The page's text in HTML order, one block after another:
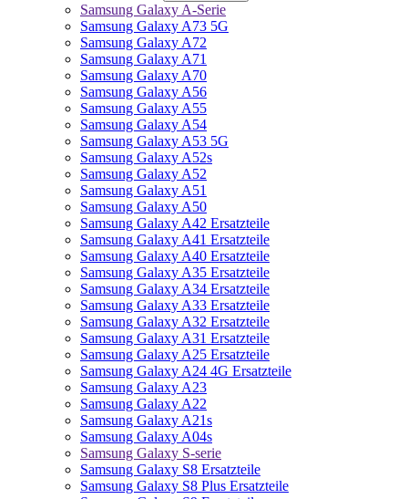
Samsung Galaxy A-Serie
Samsung Galaxy A73 5G
Samsung Galaxy A72
Samsung Galaxy A71
Samsung Galaxy A70
Samsung Galaxy A56
Samsung Galaxy A55
Samsung Galaxy A54
Samsung Galaxy A53 5G
Samsung Galaxy A52s
Samsung Galaxy A52
Samsung Galaxy A51
Samsung Galaxy A50
Samsung Galaxy A42 Ersatzteile
Samsung Galaxy A41 Ersatzteile
Samsung Galaxy A40 Ersatzteile
Samsung Galaxy A35 Ersatzteile
Samsung Galaxy A34 Ersatzteile
Samsung Galaxy A33 Ersatzteile
Samsung Galaxy A32 Ersatzteile
Samsung Galaxy A31 Ersatzteile
Samsung Galaxy A25 Ersatzteile
Samsung Galaxy A24 4G Ersatzteile
Samsung Galaxy A23
Samsung Galaxy A22
Samsung Galaxy A21s
Samsung Galaxy A04s
Samsung Galaxy S-serie
Samsung Galaxy S8 Ersatzteile
Samsung Galaxy S8 Plus Ersatzteile